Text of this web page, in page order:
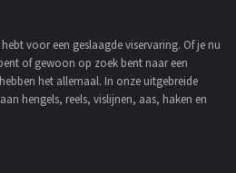
voor een geslaagde viservaring. Of je nu
of gewoon op zoek bent naar een
het allemaal. In onze uitgebreide
hengels, reels, vislijnen, aas, haken en